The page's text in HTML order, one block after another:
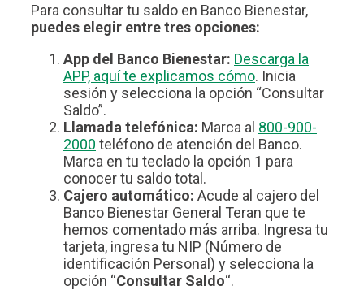
Para consultar tu saldo en Banco Bienestar,
puedes elegir entre tres opciones:
App del Banco Bienestar: Descarga la
APP, aquí te explicamos cómo. Inicia
sesión y selecciona la opción “Consultar
Saldo”.
Llamada telefónica: Marca al 800-900-
2000 teléfono de atención del Banco.
Marca en tu teclado la opción 1 para
conocer tu saldo total.
Cajero automático: Acude al cajero del
Banco Bienestar General Teran que te
hemos comentado más arriba. Ingresa tu
tarjeta, ingresa tu NIP (Número de
identificación Personal) y selecciona la
opción “Consultar Saldo“.